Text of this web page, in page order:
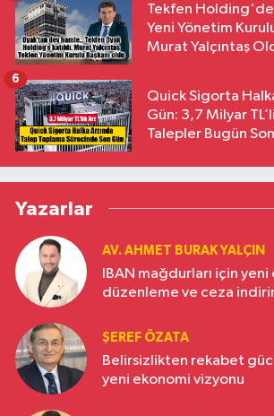
Tekfen Holding'de
Yeni Yönetim
Murat Yalçıntaş
Quick Sigorta
Gün: 3,7 Milyar
Talepler Bugün
6
Yazarlar
AV. AHMET BURAK YALÇIN
IBAN mağdurları için
düzenleme ve ceza
ŞEREF ÖZATA
Belirsizlikten rekabet
yeni ekonomi vizyonu